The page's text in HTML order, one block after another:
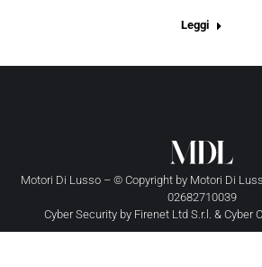
Leggi
Motori Di Lusso – © Copyright by Motori Di
02682710039
Cyber Security by Firenet Ltd S.r.l. & Cyber